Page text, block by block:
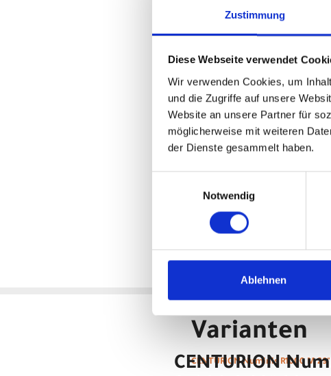
Zustimmung
Diese Webseite verwendet
Wir verwenden Cookies, um
und die Zugriffe auf unsere
Website an unsere Partner für
möglicherweise mit weiteren
der Dienste gesammelt haben.
Notwendig
Ablehnen
: SHIMANO CN-LG500
Licht vorne: TRELOCK Lighthammer
Rücklicht
: CENTURION Halo Mini
: BOSCH PowerTube
Batteriekapazität: 800Wh
Display: BOSCH Purion 200
Ladegerät: BOSCH Standard
: 25,5 kgkg
Zulässiges Gesamtgewicht
Varianten
CENTURION Numinis R1000 M
CENTURION